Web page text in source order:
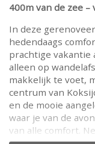
400m van de zee
In deze
hedendaags
prachtige vakantie
alleen op
makkelijk te voet,
centrum van
en de mooie
waar je van de
van alle comfort.